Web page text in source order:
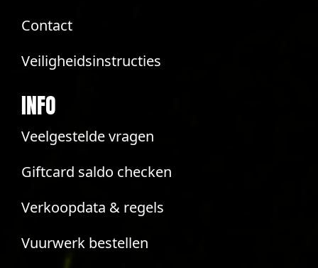
Contact
Veiligheidsinstructies
INFO
Veelgestelde vragen
Giftcard saldo checken
Verkoopdata & regels
Vuurwerk bestellen